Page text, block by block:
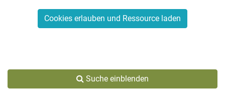
Cookies erlauben und Ressource laden
Suche einblenden